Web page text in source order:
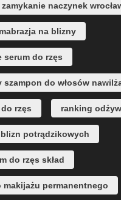
naczynek
na blizny
serum do rzęs
szampon do włosów
rzęs ranking
potrądzikowych
do rzęs skład
makijażu permanentnego